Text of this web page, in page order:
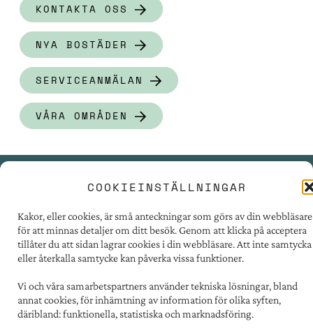
COOKIEINSTÄLLNINGAR
Kakor, eller cookies, är små anteckningar som görs av din webbläsare
för att minnas detaljer om ditt besök. Genom att klicka på acceptera
tillåter du att sidan lagrar cookies i din webbläsare. Att inte samtycka
eller återkalla samtycke kan påverka vissa funktioner.
Vi och våra samarbetspartners använder tekniska lösningar, bland
annat cookies, för inhämtning av information för olika syften,
däribland: funktionella, statistiska och marknadsföring.
KONTAKTA OSS
NYA BOSTÄDER
SERVICEANMÄLAN
VÅRA OMRÅDEN
TILLGÄNGLIGHET
FÖR LEVERANTÖRER
PERSONUPPGIFTER
OM COOKIES
Kontakt: